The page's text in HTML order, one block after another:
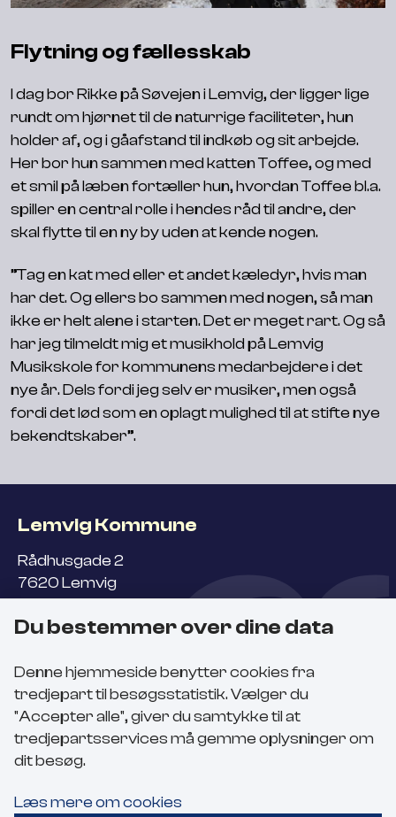
Flytning og fællesskab
I dag bor Rikke på Søvejen i Lemvig, der ligger lige
rundt om hjørnet til de naturrige faciliteter, hun
holder af, og i gåafstand til indkøb og sit arbejde.
Her bor hun sammen med katten Toffee, og med
et smil på læben fortæller hun, hvordan Toffee bl.a.
spiller en central rolle i hendes råd til andre, der
skal flytte til en ny by uden at kende nogen.
”Tag en kat med eller et andet kæledyr, hvis man
har det. Og ellers bo sammen med nogen, så man
ikke er helt alene i starten. Det er meget rart. Og så
har jeg tilmeldt mig et musikhold på Lemvig
Musikskole for kommunens medarbejdere i det
nye år. Dels fordi jeg selv er musiker, men også
fordi det lød som en oplagt mulighed til at stifte nye
bekendtskaber”.
Lemvig Kommune
Rådhusgade 2
7620 Lemvig
Kontakt
Bosætningskonsulent,
Sanne Haugaard Hermansen
+452545 2868
Send en mail
Genveje
Du bestemmer over dine data
Denne hjemmeside benytter cookies fra
tredjepart til besøgsstatistik. Vælger du
"Accepter alle", giver du samtykke til at
tredjepartsservices må gemme oplysninger om
dit besøg.
Læs mere om cookies